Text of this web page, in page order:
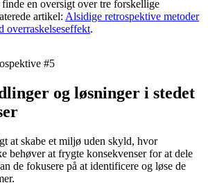
en oversigt over tre forskellige
artikel: Alsidige retrospektive metoder
overraskelseseffekt.
#5
og løsninger i stedet
at skabe et miljø uden skyld, hvor
behøver at frygte konsekvenser for at dele
de fokusere på at identificere og løse de